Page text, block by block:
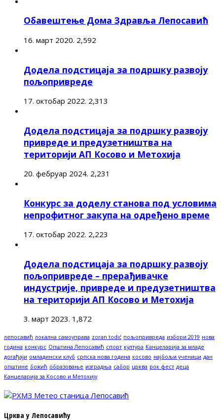
Обавештење Дома Здравља Лепосавић
16. март 2020. 2,592
Додела подстицаја за подршку развоју
пољопривреде
17. октобар 2022. 2,313
Додела подстицаја за подршку развоју
привреде и предузетништва на
територији АП Косово и Метохија
20. фебруар 2024. 2,231
Конкурс за доделу станова под условима
непрофитног закупа на одређено време
17. октобар 2022. 2,223
Додела подстицаја за подршку развоју
пољопривреде – прерађивачке
индустрије, привреде и предузетништва
на територији АП Косово и Метохија
3. март 2023. 1,872
лепосавић локална самоуправа zoran todić пољопривреда избори 2019 нова
година конкурс Општина Лепосавић спорт култура Канцеларија за младе
догађаји омладински клуб српска нова година косово најбољи ученици дан
општине божић образовање изградња сабор црква рок фест деца
Канцеларија за Косово и Метохију
Црква у Лепосавићу